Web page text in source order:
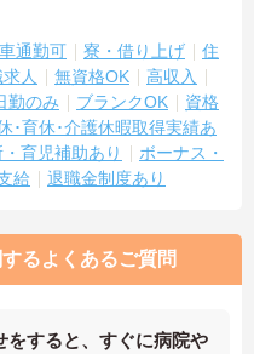
車通勤可 寮・借り上げ
住
人 無資格OK
高収入
勤のみ ブランクOK
資格
･育休･介護休暇取得実績あ
育児補助あり
ボーナス・
給 退職金制度あり
るよくあるご質問
をすると、すぐに病院や